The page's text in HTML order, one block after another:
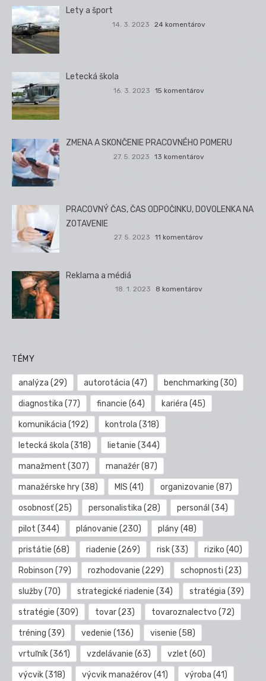
Lety a šport
14. 3. 2023 24 komentárov
Letecká škola
16. 3. 2023 15 komentárov
ZMENA A SKONČENIE PRACOVNÉHO POMERU
27. 5. 2023 13 komentárov
PRACOVNÝ ČAS, ČAS ODPOČINKU, DOVOLENKA NA
ZOTAVENIE
27. 5. 2023 11 komentárov
Reklama a médiá
18. 1. 2023 8 komentárov
TÉMY
analýza (29) autorotácia (47) benchmarking (30)
diagnostika (77) financie (64) kariéra (45)
komunikácia (192) kontrola (318)
letecká škola (318) lietanie (344)
manažment (307) manažér(87)
manažérske hry(38) MIS (41) organizovanie (87)
osobnosť(25) personalistika (28) personál (34)
pilot (344) plánovanie (230) plány(48)
pristátie (68) riadenie (269) risk(33) riziko (40)
Robinson (79) rozhodovanie (229) schopnosti (23)
služby(70) strategické riadenie (34) stratégia (39)
stratégie (309) tovar(23) tovaroznalectvo (72)
tréning (39) vedenie (136) visenie (58)
vrtuľník(361) vzdelávanie (63) vzlet (60)
výcvik(318) výcvik manažérov(41) výroba (41)